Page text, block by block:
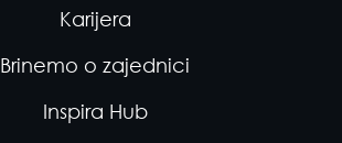
Karijera
Brinemo o zajednici
Inspira Hub